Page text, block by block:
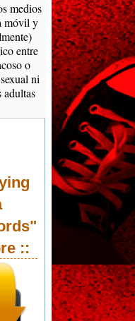
medios
móvil y
entre
o
ni
adultas
::